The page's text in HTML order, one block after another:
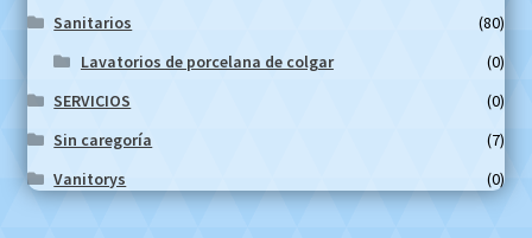
Sanitarios
(80)
Lavatorios de porcelana de colgar
(0)
SERVICIOS
(0)
Sin caregoría
(7)
Vanitorys
(0)